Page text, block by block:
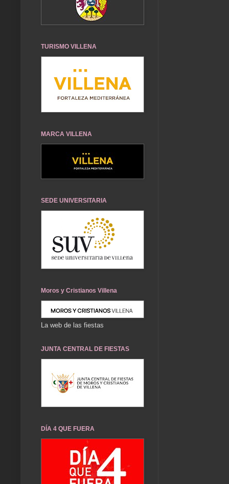
TURISMO VILLENA
MARCA VILLENA
SEDE UNIVERSITARIA
Moros y Cristianos Villena
La web de las fiestas
JUNTA CENTRAL DE FIESTAS
DÍA 4 QUE FUERA